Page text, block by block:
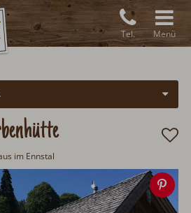
Tel. Menü
im Ennstal